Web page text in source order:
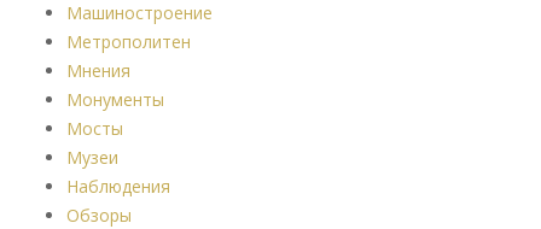
Машиностроение
Метрополитен
Мнения
Монументы
Мосты
Музеи
Наблюдения
Обзоры